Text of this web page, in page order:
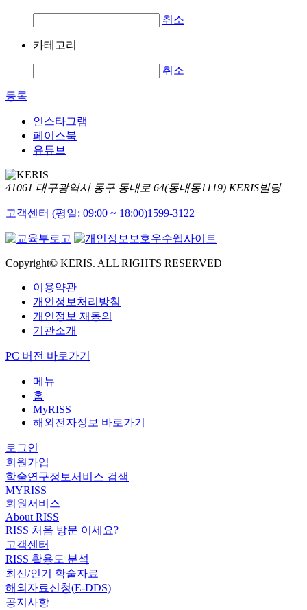
취소
카테고리
취소
등록
인스타그램
페이스북
유튜브
41061 대구광역시 동구 동내로 64(동내동1119) KERIS빌딩
고객센터 (평일: 09:00 ~ 18:00)1599-3122
Copyright© KERIS. ALL RIGHTS RESERVED
이용약관
개인정보처리방침
개인정보 재동의
기관소개
PC 버전 바로가기
메뉴
홈
MyRISS
해외전자정보 바로가기
로그인
회원가입
학술연구정보서비스 검색
MYRISS
회원서비스
About RISS
RISS 처음 방문 이세요?
고객센터
RISS 활용도 분석
최신/인기 학술자료
해외자료신청(E-DDS)
공지사항